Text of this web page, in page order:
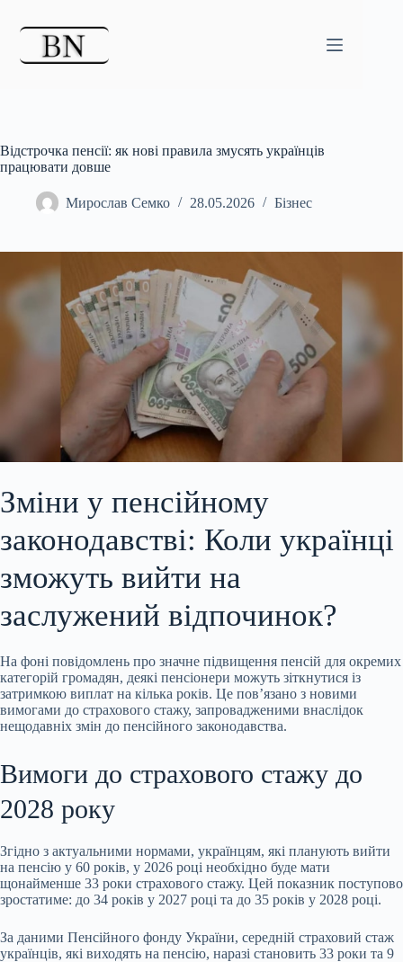
Відстрочка пенсії: як нові правила змусять українців
працювати довше
Мирослав Семко 28.05.2026 Бізнес
Зміни у пенсійному
законодавстві: Коли українці
зможуть вийти на
заслужений відпочинок?
На фоні повідомлень про значне підвищення пенсій для окремих
категорій громадян, деякі пенсіонери можуть зіткнутися із
затримкою виплат на кілька років. Це пов’язано з новими
вимогами до страхового стажу, запровадженими внаслідок
нещодавніх змін до пенсійного законодавства.
Вимоги до страхового стажу до
2028 року
Згідно з актуальними нормами, українцям, які планують вийти
на пенсію у 60 років, у 2026 році необхідно буде мати
щонайменше 33 роки страхового стажу. Цей показник поступово
зростатиме: до 34 років у 2027 році та до 35 років у 2028 році.
За даними Пенсійного фонду України, середній страховий стаж
українців, які виходять на пенсію, наразі становить 33 роки та 9